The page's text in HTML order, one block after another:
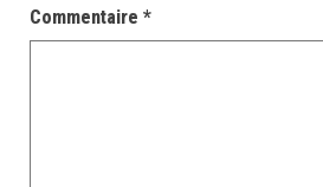
Commentaire *